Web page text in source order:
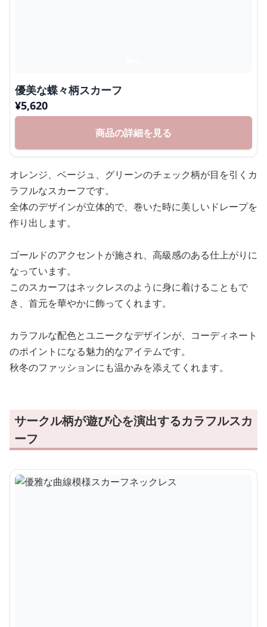
優美な蝶々柄スカーフ
¥5,620
商品の詳細を見る
オレンジ、ベージュ、グリーンのチェック柄が目を引くカ
ラフルなスカーフです。
全体のデザインが立体的で、巻いた時に美しいドレープを
作り出します。
ゴールドのアクセントが施され、高級感のある仕上がりに
なっています。
このスカーフはネックレスのように身に着けることもで
き、首元を華やかに飾ってくれます。
カラフルな配色とユニークなデザインが、コーディネート
のポイントになる魅力的なアイテムです。
秋冬のファッションにも温かみを添えてくれます。
サークル柄が遊び心を演出するカラフルスカ
ーフ